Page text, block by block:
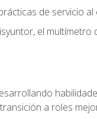
de servicio
el multímetro
a roles